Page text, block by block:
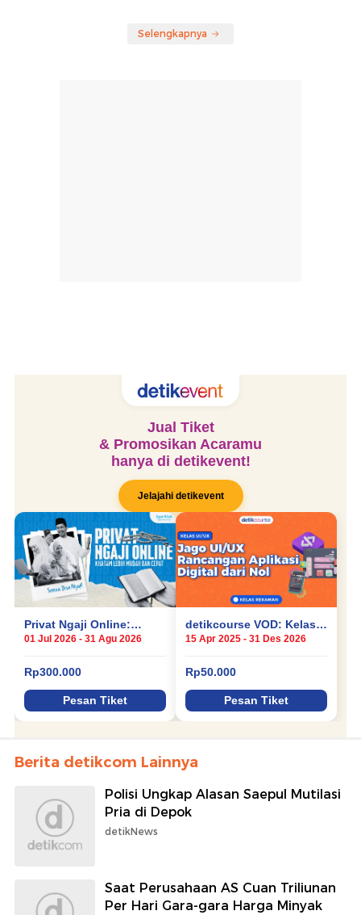
Selengkapnya
Berita detikcom Lainnya
Polisi Ungkap Alasan Saepul Mutilasi
Pria di Depok
detikNews
Saat Perusahaan AS Cuan Triliunan
Per Hari Gara-gara Harga Minyak